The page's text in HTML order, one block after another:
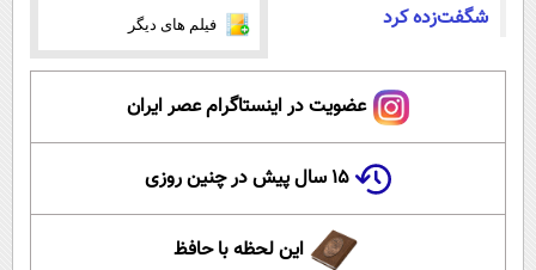
شگفت‌زده کرد
فیلم های دیگر
عضویت در اینستاگرام عصر ایران
۱۵ سال پیش در چنین روزی
این لحظه با حافظ